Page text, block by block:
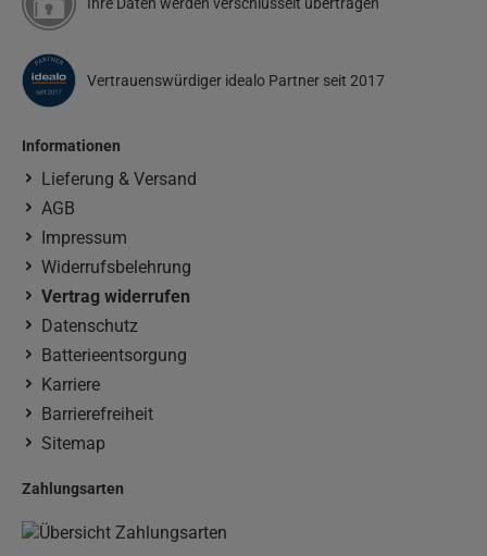
Vertrauenswürdiger idealo Partner seit 2017
Informationen
Lieferung & Versand
AGB
Impressum
Widerrufsbelehrung
Vertrag widerrufen
Datenschutz
Batterieentsorgung
Karriere
Barrierefreiheit
Sitemap
Zahlungsarten